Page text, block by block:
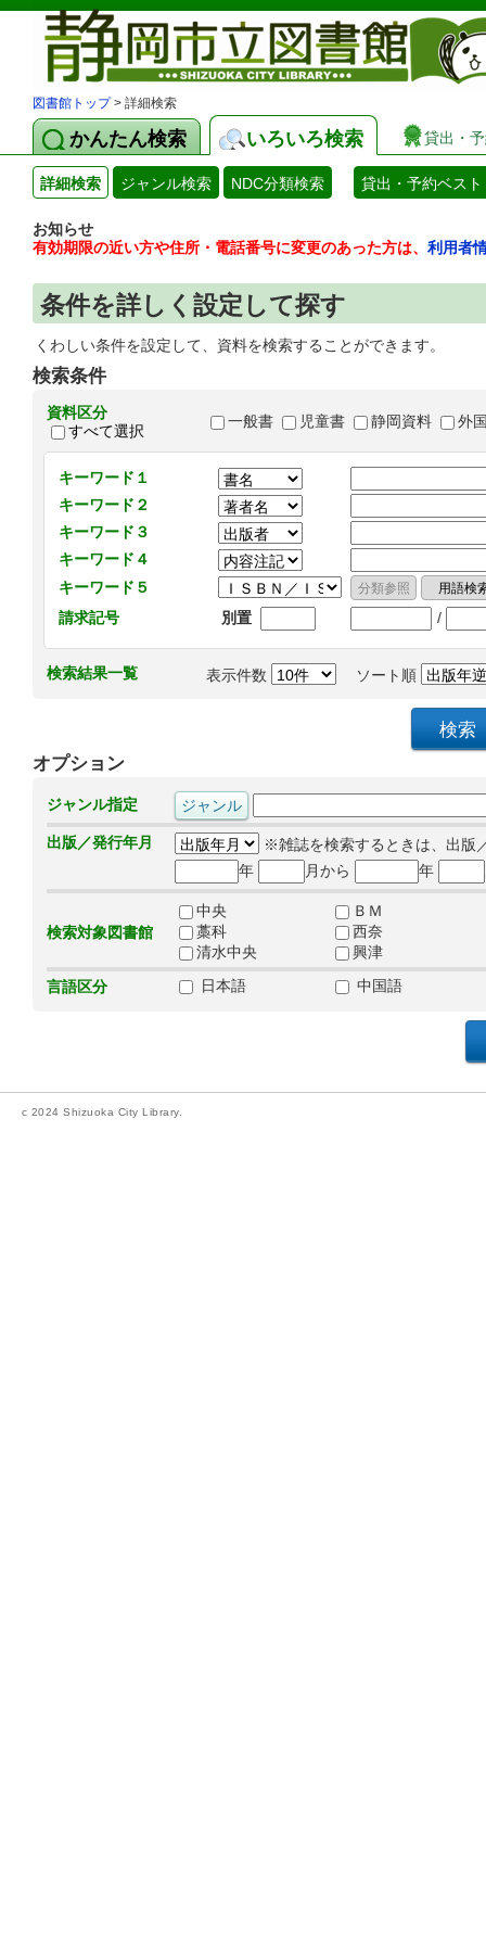
図書館トップ> 詳細検索
かんたん検索 いろいろ検索 貸出・
詳細検索 ジャンル検索 NDC分類検索 貸出・予約ベスト
お知らせ
有効期限の近い方や住所・電話番号に変更のあった方は、 利用者
条件を詳しく設定して探す
くわしい条件を設定して、資料を検索することができます。
検索条件
資料区分
すべて選択
一般書 児童書 静岡資料 外
キーワード１
キーワード２
キーワード３
キーワード４
キーワード５
請求記号
別置 /
検索結果一覧 表示件数 ソート順
オプション
ジャンル指定
出版／発行年月
※雑誌を検索するときは、出版
年
月から 年
検索対象図書館
中央
ＢＭ
藁科
西奈
清水中央
興津
言語区分
日本語 中国語
c 2024 Shizuoka City Library.